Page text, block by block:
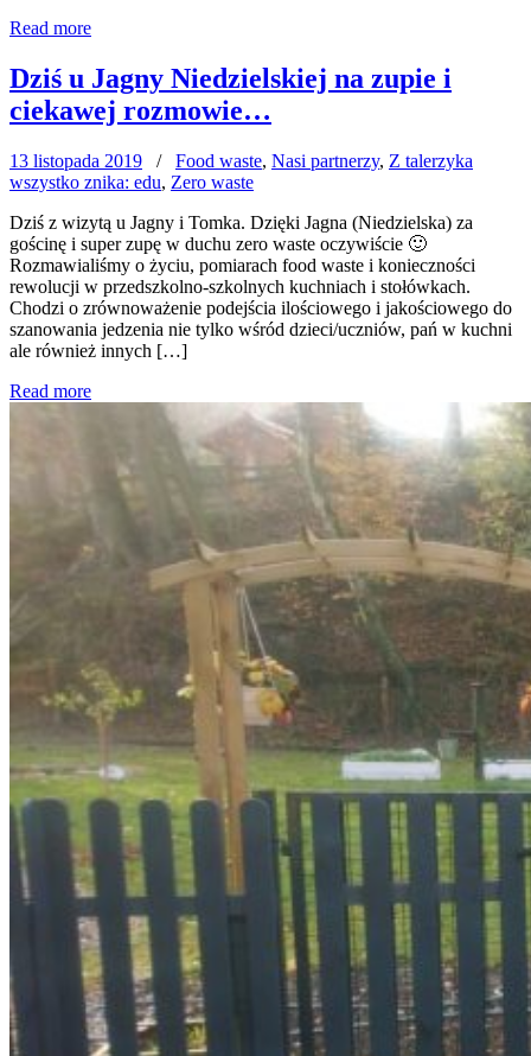
Read more
Dziś u Jagny Niedzielskiej na zupie i
ciekawej rozmowie…
13 listopada 2019 / Food waste, Nasi partnerzy, Z talerzyka
wszystko znika: edu, Zero waste
Dziś z wizytą u Jagny i Tomka. Dzięki Jagna (Niedzielska) za
gościnę i super zupę w duchu zero waste oczywiście 🙂
Rozmawialiśmy o życiu, pomiarach food waste i konieczności
rewolucji w przedszkolno-szkolnych kuchniach i stołówkach.
Chodzi o zrównoważenie podejścia ilościowego i jakościowego do
szanowania jedzenia nie tylko wśród dzieci/uczniów, pań w kuchni
ale również innych […]
Read more